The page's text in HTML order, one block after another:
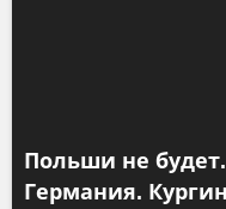
Польши не
Германия.